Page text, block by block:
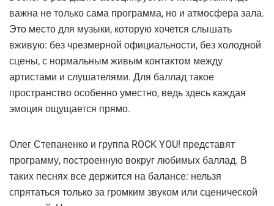
важна не только сама программа, но и атмосфера зала.
Это место для музыки, которую хочется слышать
вживую: без чрезмерной официальности, без холодной
сцены, с нормальным живым контактом между
артистами и слушателями. Для баллад такое
пространство особенно уместно, ведь здесь каждая
эмоция ощущается прямо.
Олег Степаненко и группа ROCK YOU! представят
программу, построенную вокруг любимых баллад. В
таких песнях все держится на балансе: нельзя
спрятаться только за громким звуком или сценической